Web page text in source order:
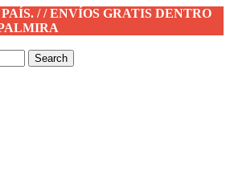
/ / ENVÍOS GRATIS DENTRO
Search